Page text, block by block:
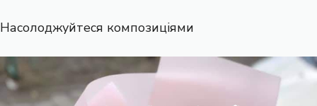
Насолоджуйтеся композиціями